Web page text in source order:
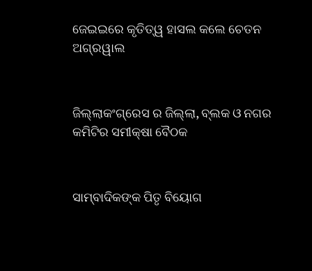
ଜେଇଇରେ କୃତିତ୍ୱ ହାସଲ କଲେ ଚେତନ
ଅଗ୍ରୱାଲ
ଜିଲ୍ଲାକଂଗ୍ରେସ ର ଜିଲ୍ଲା, ବ୍ଲକ ଓ ନଗର
କମିଟିର ସମୀକ୍ଷା ବୈଠକ
ସାମ୍ବାଦିକଙ୍କ ପିତୃ ବିୟୋଗ